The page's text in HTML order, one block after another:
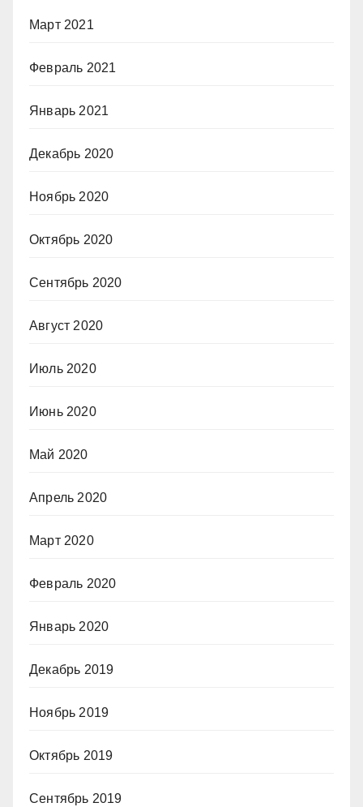
Март 2021
Февраль 2021
Январь 2021
Декабрь 2020
Ноябрь 2020
Октябрь 2020
Сентябрь 2020
Август 2020
Июль 2020
Июнь 2020
Май 2020
Апрель 2020
Март 2020
Февраль 2020
Январь 2020
Декабрь 2019
Ноябрь 2019
Октябрь 2019
Сентябрь 2019